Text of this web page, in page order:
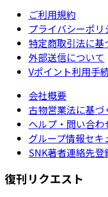
ご利用規約
プライバシーポリ
特定商取引法に基
外部送信について
Vポイント利用手
会社概要
古物営業法に基づ
ヘルプ・問い合わ
グループ情報セキ
SNK著者連絡先登
復刊リクエスト